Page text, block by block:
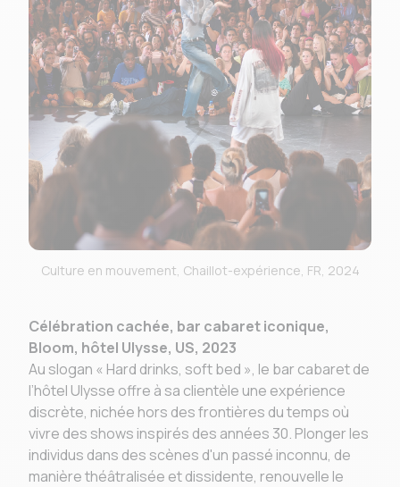
Culture en mouvement, Chaillot-expérience, FR, 2024
Célébration cachée, bar cabaret iconique,
Bloom, hôtel Ulysse, US, 2023
Au slogan « Hard drinks, soft bed », le bar cabaret de
l’hôtel Ulysse offre à sa clientèle une expérience
discrète, nichée hors des frontières du temps où
vivre des shows inspirés des années 30. Plonger les
individus dans des scènes d'un passé inconnu, de
manière théâtralisée et dissidente, renouvelle le